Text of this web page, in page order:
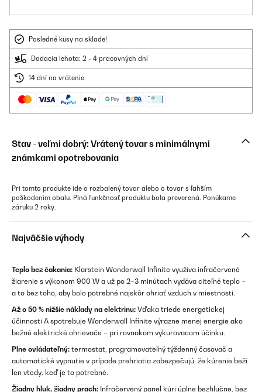
Posledné kusy na sklade!
Dodacia lehota: 2 - 4 pracovných dní
14 dní na vrátenie
Stav - veľmi dobrý: Vrátený tovar s minimálnymi
známkami opotrebovania
Pri tomto produkte ide o rozbalený tovar alebo o tovar s ľahším
poškodením obalu. Plná funkčnosť produktu bola preverená. Ponúkame
záruku 2 roky.
Najväčšie výhody
Teplo bez čakania: Klarstein Wonderwall Infinite využíva infračervené
žiarenie s výkonom 900 W a už po 2–3 minútach vydáva citeľné teplo –
a to bez toho, aby bolo potrebné najskôr ohriať vzduch v miestnosti.
Až o 50 % nižšie náklady na elektrinu: Vďaka triede energetickej
účinnosti A spotrebuje Wonderwall Infinite výrazne menej energie ako
bežné elektrické ohrievače – pri rovnakom vykurovacom účinku.
Plne ovládateľný: termostat, programovateľný týždenný časovač a
automatické vypnutie v prípade prehriatia zabezpečujú, že kúrenie beží
len vtedy, keď je to potrebné.
Žiadny hluk, žiadny prach: Infračervený panel kúri úplne bezhlučne, bez